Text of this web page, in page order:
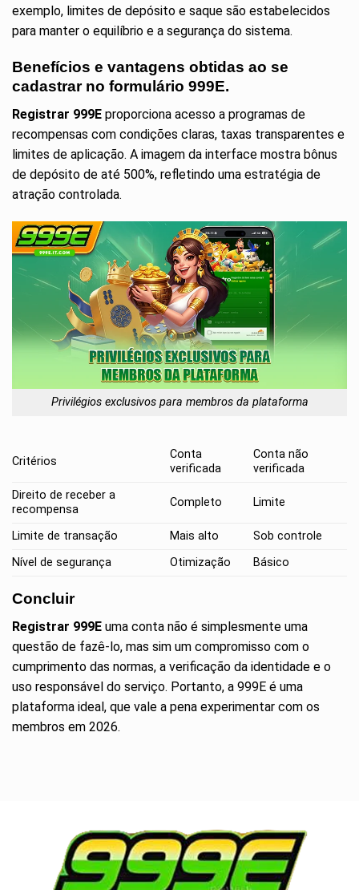
exemplo, limites de depósito e saque são estabelecidos
para manter o equilíbrio e a segurança do sistema.
Benefícios e vantagens obtidas ao se
cadastrar no formulário 999E.
Registrar 999E proporciona acesso a programas de
recompensas com condições claras, taxas transparentes e
limites de aplicação. A imagem da interface mostra bônus
de depósito de até 500%, refletindo uma estratégia de
atração controlada.
Privilégios exclusivos para membros da plataforma
Critérios
Conta
verificada
Conta não
verificada
Direito de receber a
recompensa
Completo Limite
Limite de transação Mais alto
Sob controle
Nível de segurança
Otimização Básico
Concluir
Registrar 999E uma conta não é simplesmente uma
questão de fazê-lo, mas sim um compromisso com o
cumprimento das normas, a verificação da identidade e o
uso responsável do serviço. Portanto, a 999E é uma
plataforma ideal, que vale a pena experimentar com os
membros em 2026.